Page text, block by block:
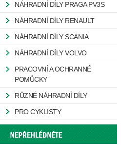
NÁHRADNÍ DÍLY PRAGA PV3S
NÁHRADNÍ DÍLY RENAULT
NÁHRADNÍ DÍLY SCANIA
NÁHRADNÍ DÍLY VOLVO
PRACOVNÍ A OCHRANNÉ
POMŮCKY
RŮZNÉ NÁHRADNÍ DÍLY
PRO CYKLISTY